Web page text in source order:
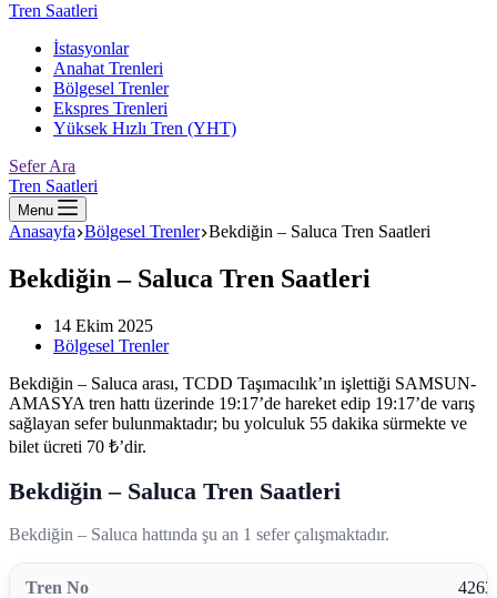
Tren Saatleri
İstasyonlar
Anahat Trenleri
Bölgesel Trenler
Ekspres Trenleri
Yüksek Hızlı Tren (YHT)
Sefer Ara
Tren Saatleri
Menu
Anasayfa Bölgesel Trenler Bekdiğin – Saluca Tren Saatleri
Bekdiğin – Saluca Tren Saatleri
14 Ekim 2025
Bölgesel Trenler
Bekdiğin – Saluca arası, TCDD Taşımacılık’ın işlettiği SAMSUN-
AMASYA tren hattı üzerinde 19:17’de hareket edip 19:17’de varış
sağlayan sefer bulunmaktadır; bu yolculuk 55 dakika sürmekte ve
bilet ücreti 70 ₺’dir.
Bekdiğin – Saluca Tren Saatleri
Bekdiğin – Saluca hattında şu an 1 sefer çalışmaktadır.